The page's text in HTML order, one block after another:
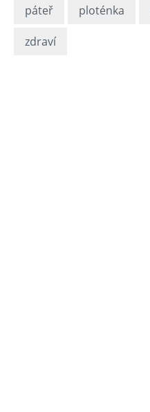
páteř ploténka
zdraví